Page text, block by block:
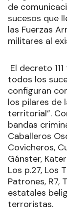
de
sucesos que
las Fuerzas
militares al
El decreto
todos los
configuran
los pilares de
territorial”.
bandas
Caballeros
Covicheros,
Gánster,
Los p.27, Los
Patrones, R7,
estatales
terroristas.